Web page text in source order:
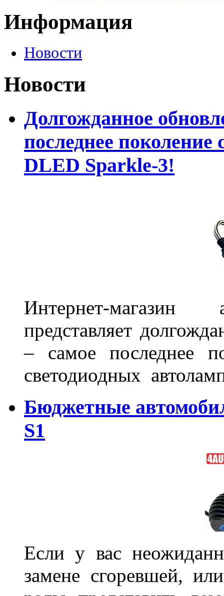
Информация
Новости
Новости
Долгожданное
последнее
DLED Sparkle-3!
Интернет-магазин
представляет
– самое последнее
светодиодных
Бюджетные
S1
Если у вас
замене сгоревшей,